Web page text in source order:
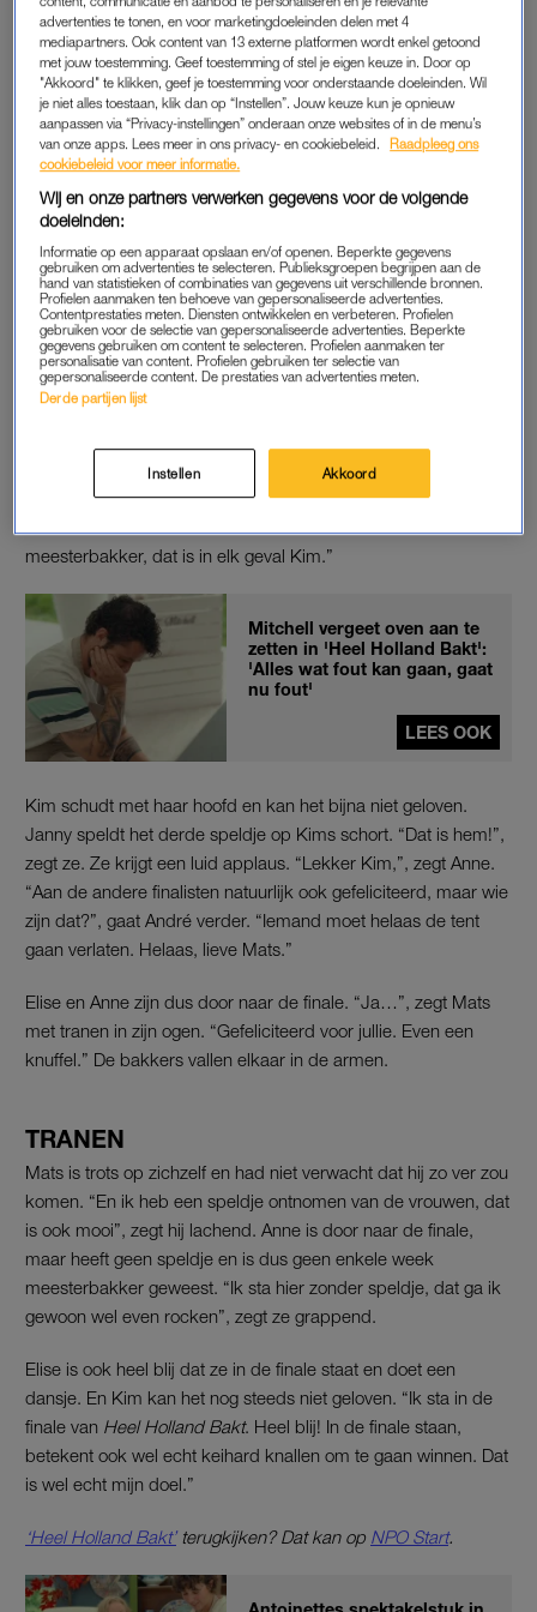
wie de derde wordt, is nog even spannend.
De bakkers wachten in spanning af. “Ik denk dat zij
doorgaan”, zegt Mats wijzend naar Elise en Kim. Dat denkt
ook Anne. “Het gaat denk ik tussen ons”, zegt ze lachend.
Janny beschrijft verderop de twee die onderaan bungelen.
vind het lastig.” De jury vindt het ook lastig om een
elkaar.”
SPELDJE
Anne, Elise, Kim en Mats zitten klaar voor de uitslag. “Ik word
er wel heel zenuwachtig van dat het nu om de finale gaat”,
Robèrt en Janny naar de baktent. “Ik mag de finalisten
bekend gaan maken”, zegt André. “Het is het einde van deze
meesterbakker, dat is in elk geval Kim.”
Mitchell vergeet oven aan te
zetten in 'Heel Holland Bakt':
'Alles wat fout kan gaan, gaat
nu fout'
LEES OOK
Kim schudt met haar hoofd en kan het bijna niet geloven.
Janny speldt het derde speldje op Kims schort. “Dat is hem!”,
zegt ze. Ze krijgt een luid applaus. “Lekker Kim,”, zegt Anne.
“Aan de andere finalisten natuurlijk ook gefeliciteerd, maar wie
zijn dat?”, gaat André verder. “Iemand moet helaas de tent
gaan verlaten. Helaas, lieve Mats.”
Elise en Anne zijn dus door naar de finale. “Ja…”, zegt Mats
met tranen in zijn ogen. “Gefeliciteerd voor jullie. Even een
knuffel.” De bakkers vallen elkaar in de armen.
TRANEN
Mats is trots op zichzelf en had niet verwacht dat hij zo ver zou
komen. “En ik heb een speldje ontnomen van de vrouwen, dat
is ook mooi”, zegt hij lachend. Anne is door naar de finale,
maar heeft geen speldje en is dus geen enkele week
meesterbakker geweest. “Ik sta hier zonder speldje, dat ga ik
gewoon wel even rocken”, zegt ze grappend.
Elise is ook heel blij dat ze in de finale staat en doet een
dansje. En Kim kan het nog steeds niet geloven. “Ik sta in de
finale van Heel Holland Bakt. Heel blij! In de finale staan,
betekent ook wel echt keihard knallen om te gaan winnen. Dat
is wel echt mijn doel.”
‘Heel Holland Bakt’terugkijken? Dat kan op NPO Start.
advertenties te tonen, en voor marketingdoeleinden delen met 4
mediapartners. Ook content van 13 externe platformen wordt enkel getoond
met jouw toestemming. Geef toestemming of stel je eigen keuze in. Door op
"Akkoord" te klikken, geef je toestemming voor onderstaande doeleinden. Wil
je niet alles toestaan, klik dan op “Instellen”. Jouw keuze kun je opnieuw
aanpassen via “Privacy-instellingen” onderaan onze websites of in de menu’s
van onze apps. Lees meer in ons privacy- en cookiebeleid.
Raadpleeg ons
cookiebeleid voor meer informatie.
Wij en onze partners verwerken gegevens voor de volgende
doeleinden:
Informatie op een apparaat opslaan en/of openen. Beperkte gegevens
gebruiken om advertenties te selecteren. Publieksgroepen begrijpen aan de
hand van statistieken of combinaties van gegevens uit verschillende bronnen.
Profielen aanmaken ten behoeve van gepersonaliseerde advertenties.
Contentprestaties meten. Diensten ontwikkelen en verbeteren. Profielen
gebruiken voor de selectie van gepersonaliseerde advertenties. Beperkte
gegevens gebruiken om content te selecteren. Profielen aanmaken ter
personalisatie van content. Profielen gebruiken ter selectie van
gepersonaliseerde content. De prestaties van advertenties meten.
Derde partijen lijst
Instellen Akkoord